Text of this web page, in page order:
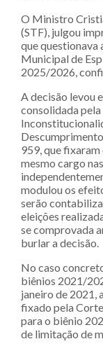
O Ministro
(STF), julgou
que questionava
Municipal de
2025/2026,
A decisão levou
consolidada
959, que fixaram
mesmo cargo
modulou os
serão
eleições
se comprovada
burlar a decisão.
No caso
biênios 2021/
janeiro de 2021,
fixado pela
para o biênio
de limitação de